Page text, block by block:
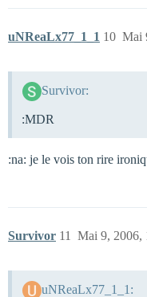
uNReaLx77_1_1 Mai
10
Survivor:
:MDR
:na: je le vois ton rire
Survivor Mai 9, 2006,
11
uNReaLx77_1_1: